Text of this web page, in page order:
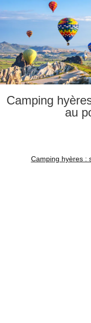
Camping
au
Camping hyères :